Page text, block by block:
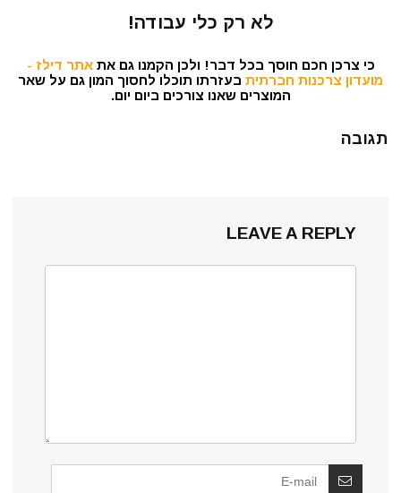
לא רק כלי עבודה!
כי צרכן חכם חוסך בכל דבר! ולכן הקמנו גם אתאתר דילז -
מועדון צרכנות חברתית בעזרתו תוכלו לחסוך המון גם על שאר
המוצרים שאנו צורכים ביום יום.
תגובה
LEAVE A REPLY